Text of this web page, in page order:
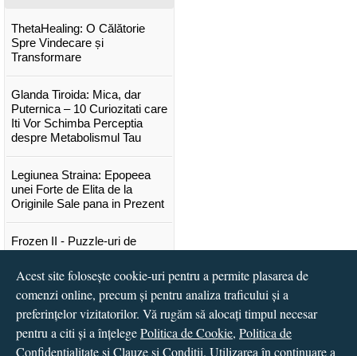
ThetaHealing: O Călătorie
Spre Vindecare și
Transformare
Glanda Tiroida: Mica, dar
Puternica – 10 Curiozitati care
Iti Vor Schimba Perceptia
despre Metabolismul Tau
Legiunea Straina: Epopeea
unei Forte de Elita de la
Originile Sale pana in Prezent
Frozen II - Puzzle-uri de
Lansare "Portocalele verzi" de
Vitali Cipileaga
...toate știrile
Acest site folosește cookie-uri pentru a permite plasarea de
comenzi online, precum și pentru analiza traficului și a
preferințelor vizitatorilor. Vă rugăm să alocați timpul necesar
pentru a citi și a înțelegePolitica de Cookie, Politica de
Confidențialitateși Clauze și Condiții. Utilizarea în continuare a